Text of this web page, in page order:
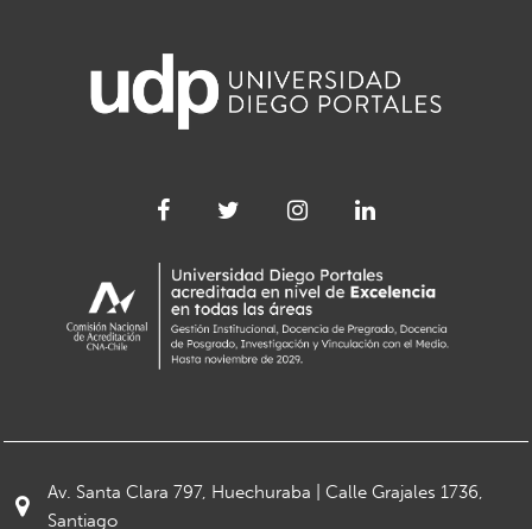
Av. Santa Clara 797, Huechuraba | Calle Grajales 1736,
Santiago